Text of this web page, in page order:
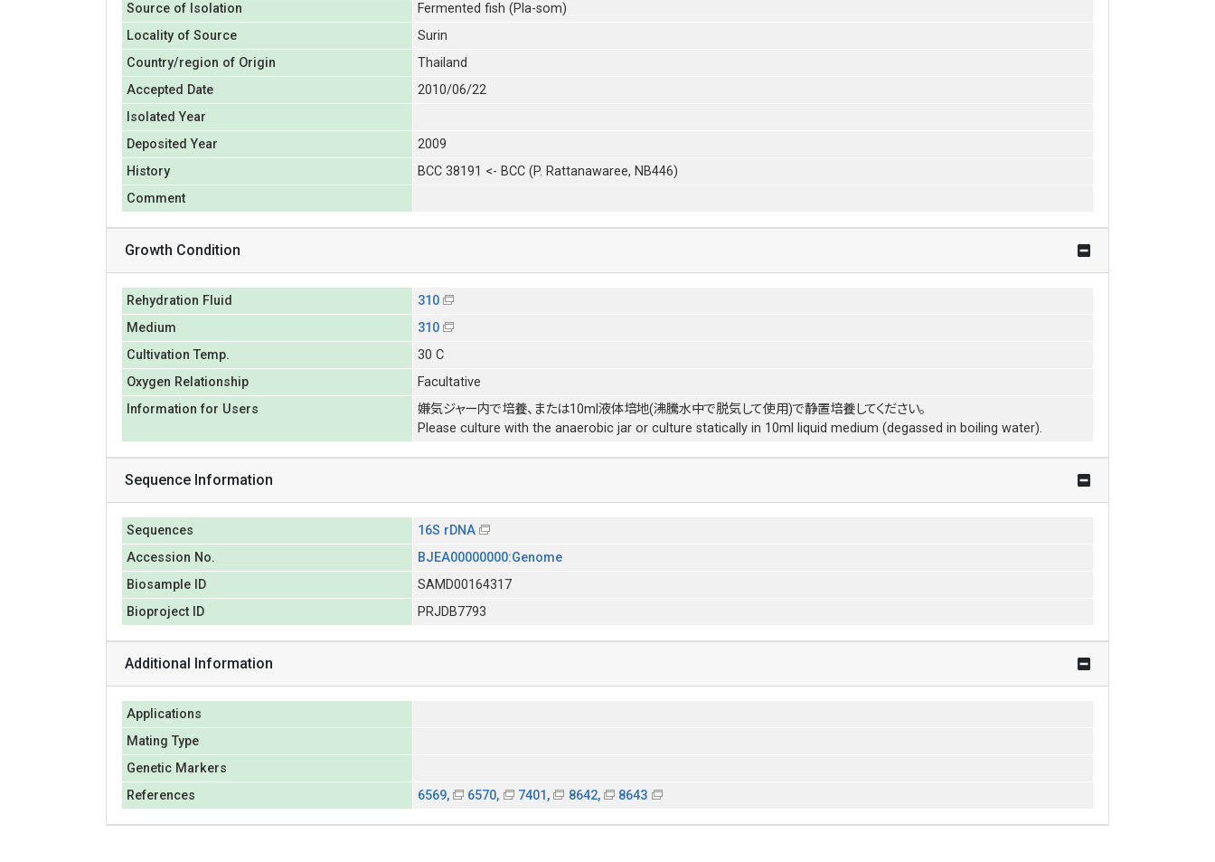
Source of Isolation
Fermented fish (Pla-som)
Locality of Source
Surin
Country/region of Origin
Thailand
Accepted Date
2010/06/22
Isolated Year
Deposited Year
2009
History
BCC 38191 <- BCC (P. Rattanawaree, NB446)
Comment
Growth Condition
Rehydration Fluid
310
Medium
310
Cultivation Temp.
30 C
Oxygen Relationship
Facultative
Information for Users
嫌気ジャー内で培養、または10ml液体培地(沸騰水中で脱気して使用)で静置培養してください。
Please culture with the anaerobic jar or culture statically in 10ml liquid medium (degassed in boiling water).
Sequence Information
Sequences
16S rDNA
Accession No.
BJEA00000000:Genome
Biosample ID
SAMD00164317
Bioproject ID
PRJDB7793
Additional Information
Applications
Mating Type
Genetic Markers
References
6569, 6570, 7401, 8642, 8643